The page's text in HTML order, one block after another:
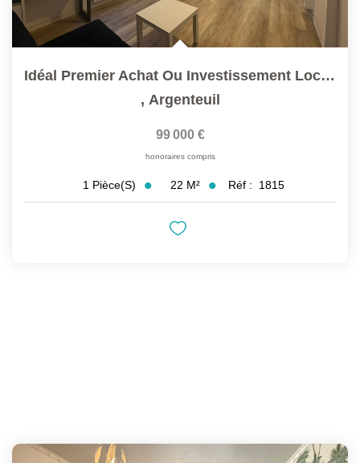
Idéal Premier Achat Ou Investissement Locatif
, Argenteuil
99 000 €
honoraires compris
1 Pièce(s) 22 M² Réf : 1815